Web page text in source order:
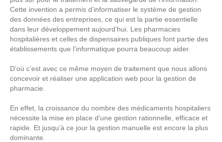
Cette invention a permis d’informatiser le système de gestion
des données des entreprises, ce qui est la partie essentielle
dans leur développement aujourd’hui. Les pharmacies
hospitalières et celles de dispensaires publiques font partie des
établissements que l’informatique pourra beaucoup aider.
D’où c’est avec ce même moyen de traitement que nous allons
concevoir et réaliser une application web pour la gestion de
pharmacie.
En effet, la croissance du nombre des médicaments hospitaliers
nécessite la mise en place d’une gestion rationnelle, efficace et
rapide. Et jusqu’à ce jour la gestion manuelle est encore la plus
dominante.